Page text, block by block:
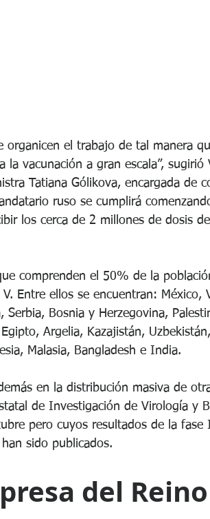
organicen el trabajo de tal manera
la vacunación a gran escala”,
Tatiana Gólikova, encargada de
ruso se cumplirá
los cerca de 2 millones de dosis
comprenden el 50% de la
Entre ellos se encuentran: México,
Serbia, Bosnia y Herzegovina,
Argelia, Kazajistán,
Malasia, Bangladesh e India.
en la distribución masiva de
de Investigación de Virología y
pero cuyos resultados de la
sido publicados.
del